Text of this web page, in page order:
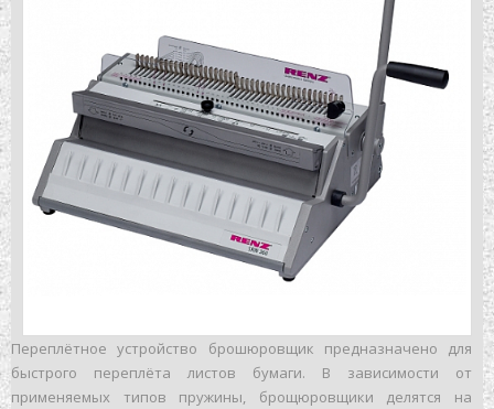
Переплётное устройство брошюровщик предназначено для
быстрого переплёта листов бумаги. В зависимости от
применяемых типов пружины, брощюровщики делятся на